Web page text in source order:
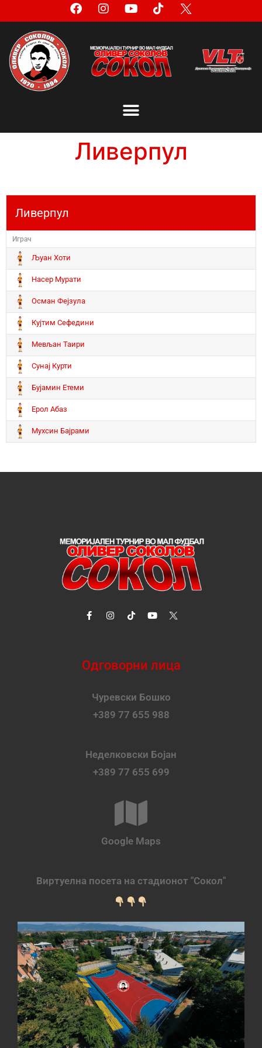
Ливерпул
Ливерпул
Играч
Љуан Хоти
Насер Мурати
Осман Фејзула
Кујтим Сефедини
Мевљан Таири
Сунај Курти
Бујамин Етеми
Ерол Абаз
Мухсин Бајрами
Одговорни лица
Чуревски Бошко
+389 77 655 988
Неделковски Бојан
+389 77 655 699
Google Maps
Виртуелна посета на стадионот "Сокол"